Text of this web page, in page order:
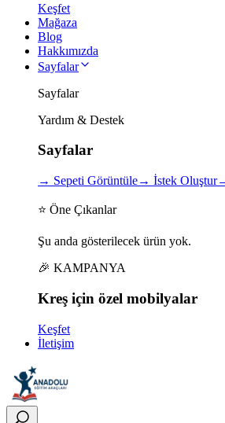
Keşfet
Mağaza
Blog
Hakkımızda
Sayfalar
Sayfalar
Yardım & Destek
Sayfalar
→ Sepeti Görüntüle→ İstek Oluştur
⭐ Öne Çıkanlar
Şu anda gösterilecek ürün yok.
🎉 KAMPANYA
Kreş için özel mobilyalar
Keşfet
İletişim